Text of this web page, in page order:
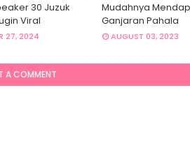
30 Juzuk
Viral
27, 2024
Mudahnya
Ganjaran Pahala
AUGUST 03, 2023
A COMMENT